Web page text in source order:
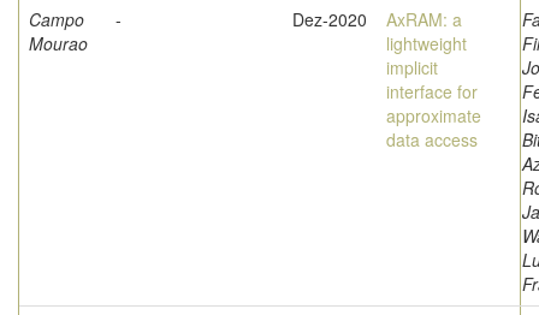
Campo
Mourao
- Dez-2020
AxRAM: a
lightweight
implicit
interface for
approximate
data access